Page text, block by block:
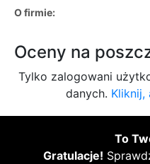
O firmie:
Oceny na
Tylko zalogowani
danych. Kliknij,
To
Gratulacje!